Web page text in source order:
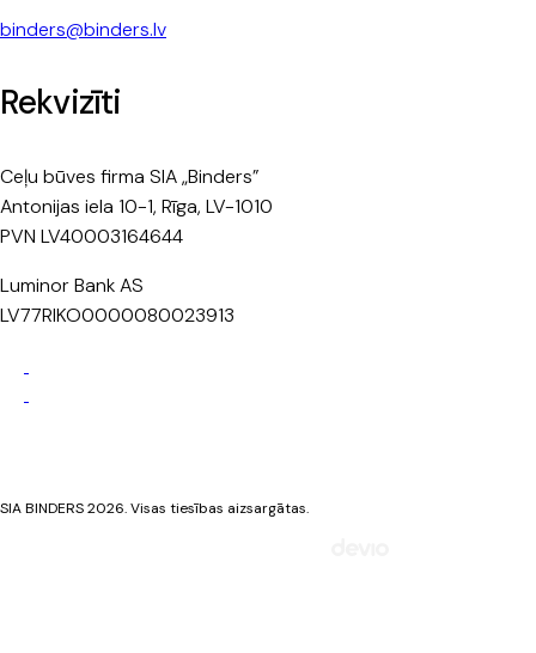
binders@binders.lv
Rekvizīti
Ceļu būves firma SIA „Binders”
Antonijas iela 10-1, Rīga, LV-1010
PVN LV40003164644
Luminor Bank AS
LV77RIKO0000080023913
SIA BINDERS 2026. Visas tiesības aizsargātas.